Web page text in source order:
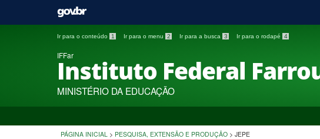
Ir para o conteúdo 1 Ir para o menu 2 Ir para a busca 3 Ir para o rodapé 4
IFFar
Instituto Federal
MINISTÉRIO DA EDUCAÇÃO
PÁGINA INICIAL > PESQUISA, EXTENSÃO E PRODUÇÃO > JEPE